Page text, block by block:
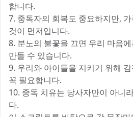
합니다.
7. 중독자의 회복도 중요하지만,
것이 먼저입니다.
8. 분노의 불꽃을 끄면 우리 마음
만들 수 있습니다.
9. 우리와 아이들을 지키기 위해
꼭 필요합니다.
10. 중독 치유는 당사자만이 아니
다.